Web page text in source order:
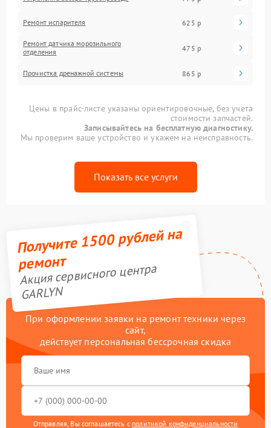
Ремонт испарителя 625 р
Ремонт датчика морозильного
отделения
475 р
Прочистка дренажной системы 865 р
Цены в прайс-листе указаны ориентировочные, без учета
стоимости запчастей.
Записывайтесь на бесплатную диагностику.
Мы проверим ваше устройство и укажем на неисправность.
Показать все услуги
Получите 1500 рублей на
ремонт
Акция сервисного центра
GARLYN
При оформлении заявки на ремонт техники через
сайт,
действует персональная бессрочная скидка
Отправляя, Вы соглашаетесь с политикой конфиденциальности